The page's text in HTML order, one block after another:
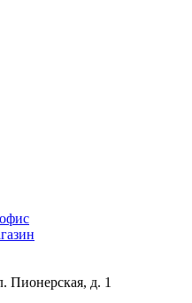
Пионерская, д. 1